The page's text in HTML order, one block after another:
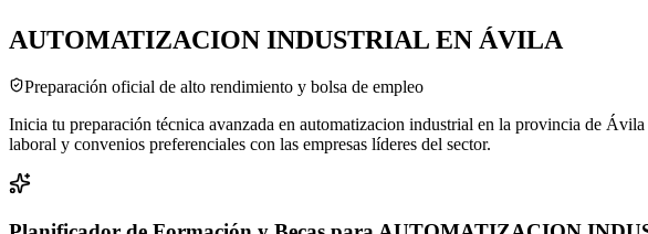
AUTOMATIZACION INDUSTRIAL EN ÁVILA
Preparación oficial de alto rendimiento y bolsa de empleo
Inicia tu preparación técnica avanzada en automatizacion industrial en la provincia de
laboral y convenios preferenciales con las empresas líderes del sector.